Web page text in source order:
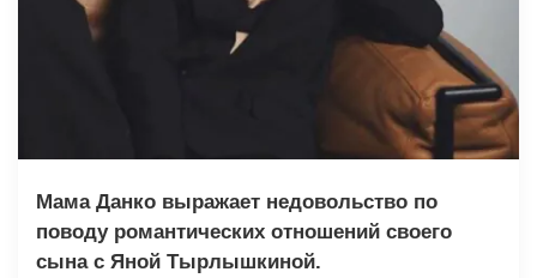
Мама Данко выражает недовольство по
поводу романтических отношений своего
сына с Яной Тырлышкиной.